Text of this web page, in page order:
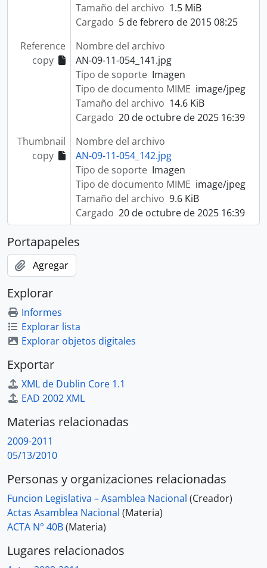
Tamaño del archivo 1.5 MiB
Cargado 5 de febrero de 2015 08:25
Reference
copy
Nombre del archivo
AN-09-11-054_141.jpg
Tipo de soporte Imagen
Tipo de documento MIME image/jpeg
Tamaño del archivo 14.6 KiB
Cargado 20 de octubre de 2025 16:39
Thumbnail
copy
Nombre del archivo
AN-09-11-054_142.jpg
Tipo de soporte Imagen
Tipo de documento MIME image/jpeg
Tamaño del archivo 9.6 KiB
Cargado 20 de octubre de 2025 16:39
Portapapeles
Agregar
Explorar
Informes
Explorar lista
Explorar objetos digitales
Exportar
XML de Dublin Core 1.1
EAD 2002 XML
Materias relacionadas
2009-2011
05/13/2010
Personas y organizaciones relacionadas
Funcion Legislativa – Asamblea Nacional (Creador)
Actas Asamblea Nacional (Materia)
ACTA N° 40B(Materia)
Lugares relacionados